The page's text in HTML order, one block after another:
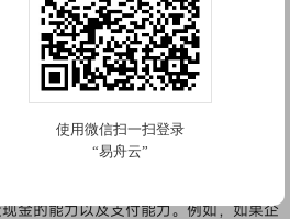
入和流出的报表。它将企业的经济活动
流量情况。经营活动现金流量主要包括
活动现金流量包括处置固定资产、无形
资产支付的现金等；筹资活动现金流量
金的能力以及支付能力。例如，如果企